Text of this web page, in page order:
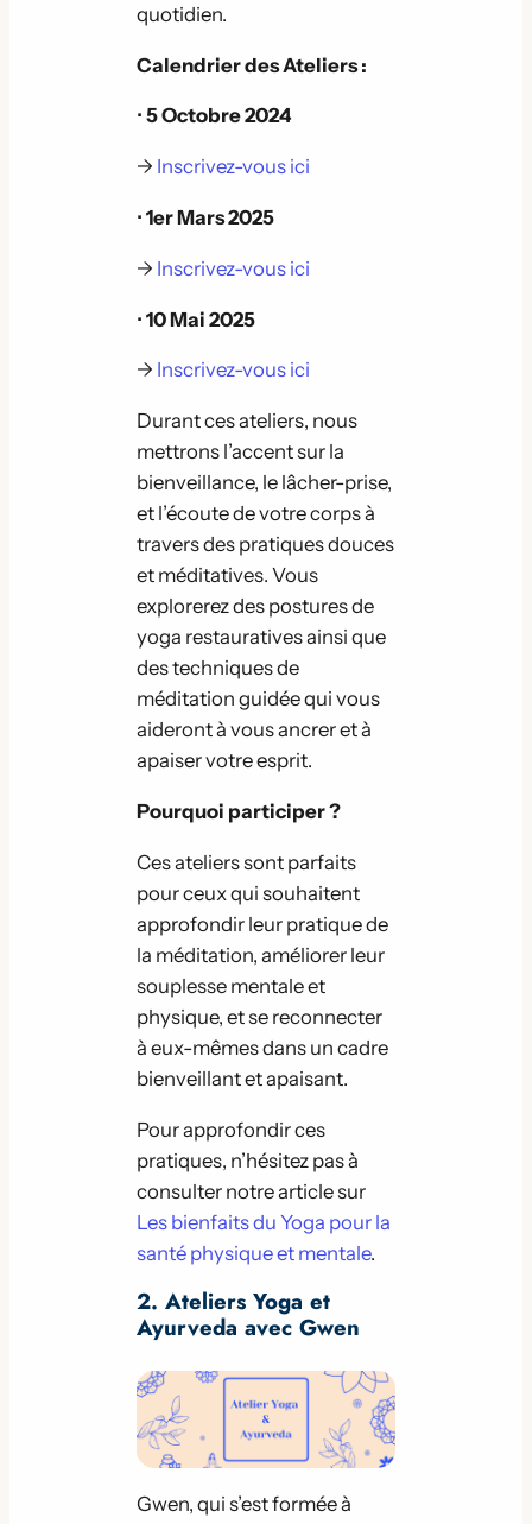
quotidien.
Calendrier des Ateliers :
•5 Octobre 2024
→ Inscrivez-vous ici
•1er Mars 2025
→ Inscrivez-vous ici
•10 Mai 2025
→ Inscrivez-vous ici
Durant ces ateliers, nous
mettrons l’accent sur la
bienveillance, le lâcher-prise,
et l’écoute de votre corps à
travers des pratiques douces
et méditatives. Vous
explorerez des postures de
yoga restauratives ainsi que
des techniques de
méditation guidée qui vous
aideront à vous ancrer et à
apaiser votre esprit.
Pourquoi participer ?
Ces ateliers sont parfaits
pour ceux qui souhaitent
approfondir leur pratique de
la méditation, améliorer leur
souplesse mentale et
physique, et se reconnecter
à eux-mêmes dans un cadre
bienveillant et apaisant.
Pour approfondir ces
pratiques, n’hésitez pas à
consulter notre article sur
Les bienfaits du Yoga pour la
santé physique et mentale.
2. Ateliers Yoga et
Ayurveda avec Gwen
Gwen, qui s’est formée à